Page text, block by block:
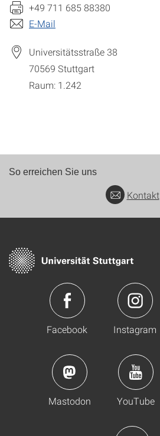
+49 711 685 88380
E-Mail
Universitätsstraße 38
70569 Stuttgart
Raum: 1.242
So erreichen Sie uns
Kontakt
Facebook Instagram
Mastodon YouTube